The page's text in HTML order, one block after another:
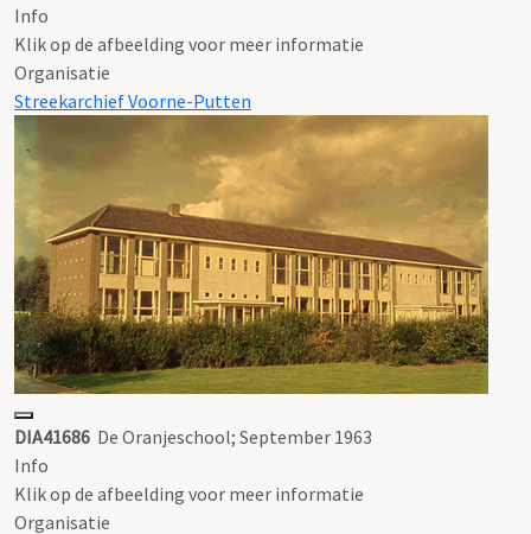
Info
Klik op de afbeelding voor meer informatie
Organisatie
Streekarchief Voorne-Putten
DIA41686 De Oranjeschool; September 1963
Info
Klik op de afbeelding voor meer informatie
Organisatie